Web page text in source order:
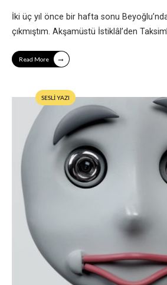
İki üç yıl önce bir hafta sonu
çıkmıştım. Akşamüstü İstiklâl’den
Read More →
SESLİ YAZI